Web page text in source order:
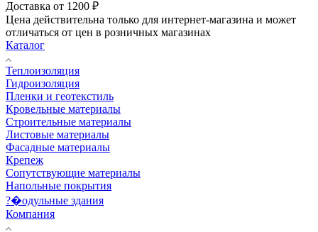
Доставка от 1200 ₽
Цена действительна только для интернет-магазина и может
отличаться от цен в розничных магазинах
Каталог
Теплоизоляция
Гидроизоляция
Пленки и геотекстиль
Кровельные материалы
Строительные материалы
Листовые материалы
Фасадные материалы
Крепеж
Сопутствующие материалы
Напольные покрытия
?�одульные здания
Компания